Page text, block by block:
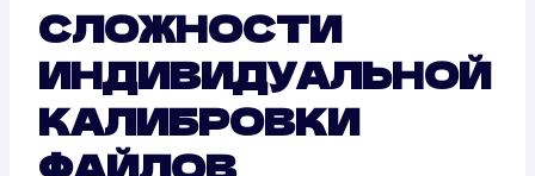
СЛОЖНОСТИ
ИНДИВИДУАЛЬНОЙ
КАЛИБРОВКИ